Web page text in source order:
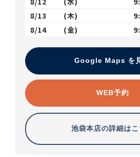
8/13
(木)
8/14
(金)
Google Maps を
WEB予約
池袋本店の詳細はこ